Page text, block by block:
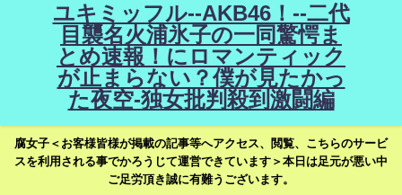
ユキミッフル--AKB46！--二代
目襲名火浦氷子の一同驚愕ま
とめ速報！にロマンティック
が止まらない？僕が見たかっ
た夜空-独女批判殺到激闘編
腐女子＜お客様皆様が掲載の記事等へアクセス、閲覧、こちらのサービ
スを利用される事でかろうじて運営できています＞本日は足元が悪い中
ご足労頂き誠に有難うございます。